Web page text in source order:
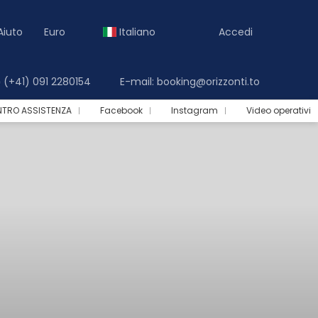
Euro Italiano Accedi
091 2280154 E-mail: booking@orizzonti.to
ASSISTENZA Facebook Instagram Video operativi